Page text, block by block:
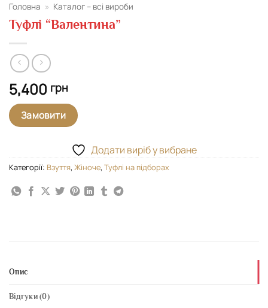
Головна » Каталог – всі вироби
Туфлі “Валентина”
5,400 грн
Замовити
Додати виріб у вибране
Категорії: Взуття, Жіноче, Туфлі на підборах
Опис
Відгуки (0)